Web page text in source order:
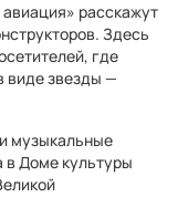
расскажут
Здесь
где
виде звезды —
музыкальные
в Доме культуры